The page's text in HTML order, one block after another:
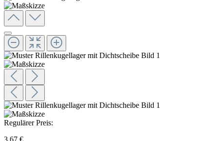
Regulärer Preis:
3,67 €